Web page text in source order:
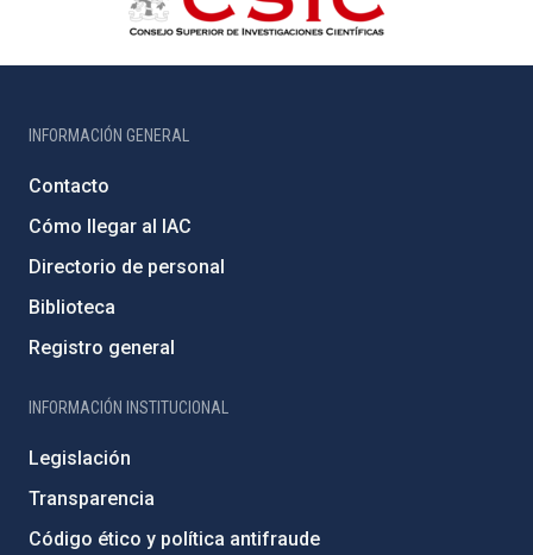
INFORMACIÓN GENERAL
Contacto
Cómo llegar al IAC
Directorio de personal
Biblioteca
Registro general
INFORMACIÓN INSTITUCIONAL
Legislación
Transparencia
Código ético y política antifraude